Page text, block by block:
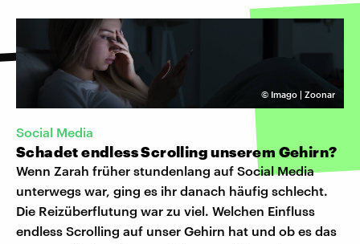
© Imago | Zoonar
Social Media
Schadet endless Scrolling unserem Gehirn?
Wenn Zarah früher stundenlang auf Social Media
unterwegs war, ging es ihr danach häufig schlecht.
Die Reizüberflutung war zu viel. Welchen Einfluss
endless Scrolling auf unser Gehirn hat und ob es das